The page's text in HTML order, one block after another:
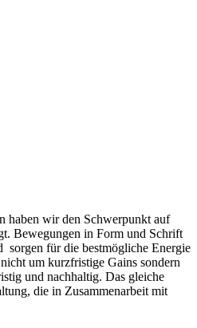
haben wir den Schwerpunkt auf
Bewegungen in Form und Schrift
sorgen für die bestmögliche Energie
um kurzfristige Gains sondern
und nachhaltig. Das gleiche
die in Zusammenarbeit mit